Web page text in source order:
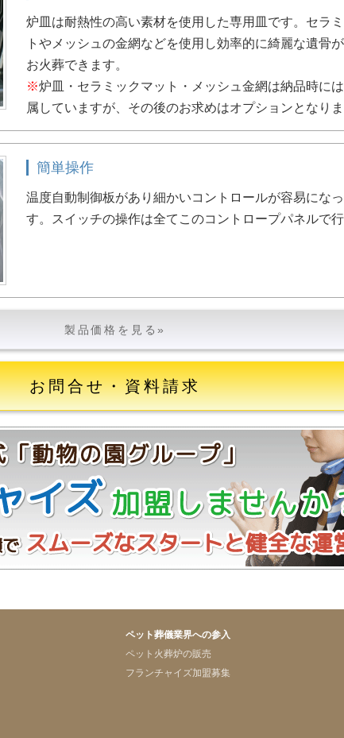
炉皿は耐熱性の高い素材を使用した専用皿です。セラ
トやメッシュの金網などを使用し効率的に綺麗な遺骨
お火葬できます。
※炉皿・セラミックマット・メッシュ金網は納品時に
属していますが、その後のお求めはオプションとなりま
簡単操作
温度自動制御板があり細かいコントロールが容易にな
す。スイッチの操作は全てこのコントロープパネルで行
製品価格を見る»
お問合せ・資料請求
ペット葬儀業界への参入
ペット火葬炉の販売
フランチャイズ加盟募集